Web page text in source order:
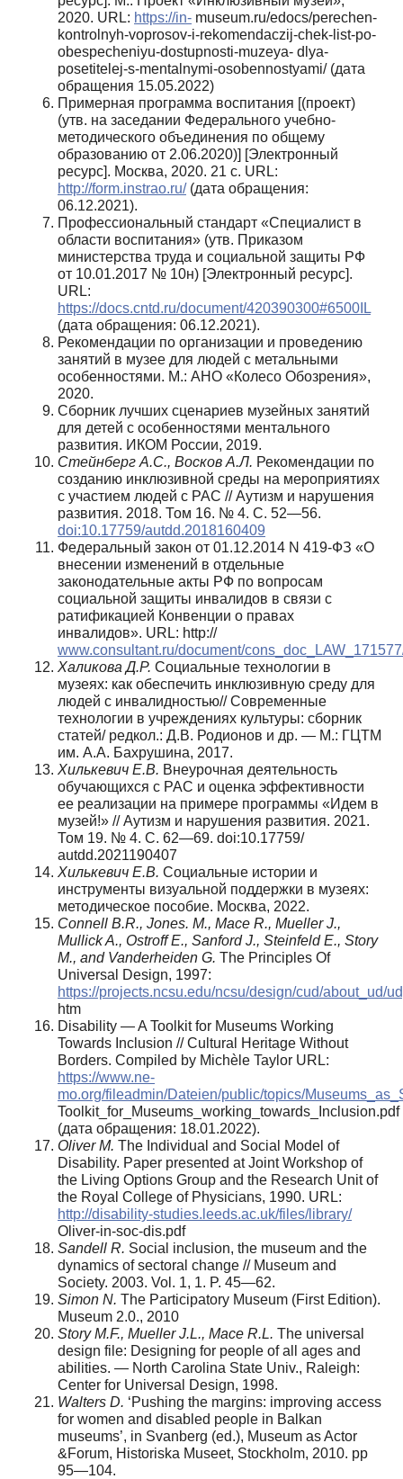
2020. URL: https://in- museum.ru/edocs/perechen-
kontrolnyh-voprosov-i-rekomendaczij-chek-list-po-
obespecheniyu-dostupnosti-muzeya- dlya-
posetitelej-s-mentalnymi-osobennostyami/ (дата
обращения 15.05.2022)
Примерная программа воспитания [(проект)
(утв. на заседании Федерального учебно-
методического объединения по общему
образованию от 2.06.2020)] [Электронный
ресурс]. Москва, 2020. 21 с. URL:
http://form.instrao.ru/(дата обращения:
06.12.2021).
Профессиональный стандарт «Специалист в
области воспитания» (утв. Приказом
министерства труда и социальной защиты РФ
от 10.01.2017 № 10н) [Электронный ресурс].
URL:
https://docs.cntd.ru/document/420390300#6500IL
(дата обращения: 06.12.2021).
Рекомендации по организации и проведению
занятий в музее для людей с метальными
особенностями. М.: АНО «Колесо Обозрения»,
2020.
Сборник лучших сценариев музейных занятий
для детей с особенностями ментального
развития. ИКОМ России, 2019.
Стейнберг А.С., Восков А.Л. Рекомендации по
созданию инклюзивной среды на мероприятиях
с участием людей с РАС // Аутизм и нарушения
развития. 2018. Том 16. № 4. С. 52—56.
doi:10.17759/autdd.2018160409
Федеральный закон от 01.12.2014 N 419-ФЗ «О
внесении изменений в отдельные
законодательные акты РФ по вопросам
социальной защиты инвалидов в связи с
ратификацией Конвенции о правах
инвалидов». URL: http://
www.consultant.ru/document/
Халикова Д.Р. Социальные технологии в
музеях: как обеспечить инклюзивную среду для
людей с инвалидностью// Современные
технологии в учреждениях культуры: сборник
статей/ редкол.: Д.В. Родионов и др. — М.: ГЦТМ
им. А.А. Бахрушина, 2017.
Хилькевич Е.В. Внеурочная деятельность
обучающихся с РАС и оценка эффективности
ее реализации на примере программы «Идем в
музей!» // Аутизм и нарушения развития. 2021.
Том 19. № 4. С. 62—69. doi:10.17759/
autdd.2021190407
Хилькевич Е.В. Социальные истории и
инструменты визуальной поддержки в музеях:
методическое пособие. Москва, 2022.
Connell B.R., Jones. M., Mace R., Mueller J.,
Mullick A., Ostroff E., Sanford J., Steinfeld E., Story
M., and Vanderheiden G. The Principles Of
Universal Design, 1997:
https://projects.ncsu.edu/ncsu/design/cud/about_ud/
htm
Disability — A Toolkit for Museums Working
Towards Inclusion // Cultural Heritage Without
Borders. Compiled by Michèle Taylor URL:
https://www.ne-
mo.org/fileadmin/Dateien/public/topics/
Toolkit_for_Museums_working_towards_Inclusion.pdf
(дата обращения: 18.01.2022).
Oliver M. The Individual and Social Model of
Disability. Paper presented at Joint Workshop of
the Living Options Group and the Research Unit of
the Royal College of Physicians, 1990. URL:
http://disability-studies.leeds.ac.uk/files/library/
Oliver-in-soc-dis.pdf
Sandell R. Social inclusion, the museum and the
dynamics of sectoral change // Museum and
Society. 2003. Vol. 1, 1. P. 45—62.
Simon N. The Participatory Museum (First Edition).
Museum 2.0., 2010
Story M.F., Mueller J.L., Mace R.L. The universal
design file: Designing for people of all ages and
abilities. — North Carolina State Univ., Raleigh:
Center for Universal Design, 1998.
Walters D. ‘Pushing the margins: improving access
for women and disabled people in Balkan
museums’, in Svanberg (ed.), Museum as Actor
&Forum, Historiska Museet, Stockholm, 2010. pp
95—104.